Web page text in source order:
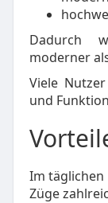
Dadurch
moderner
Viele
und
Im täglichen
Züge